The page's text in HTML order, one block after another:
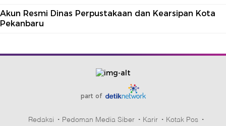
Akun Resmi Dinas Perpustakaan dan Kearsipan Kota
Pekanbaru
part of
Redaksi Pedoman Media Siber Karir
Kotak Pos